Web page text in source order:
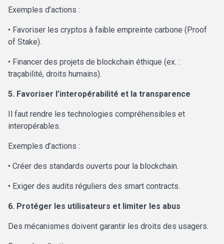
Exemples d’actions :
• Favoriser les cryptos à faible empreinte carbone (Proof
of Stake).
• Financer des projets de blockchain éthique (ex. :
traçabilité, droits humains).
5. Favoriser l’interopérabilité et la transparence
Il faut rendre les technologies compréhensibles et
interopérables.
Exemples d’actions :
• Créer des standards ouverts pour la blockchain.
• Exiger des audits réguliers des smart contracts.
6. Protéger les utilisateurs et limiter les abus
Des mécanismes doivent garantir les droits des usagers.